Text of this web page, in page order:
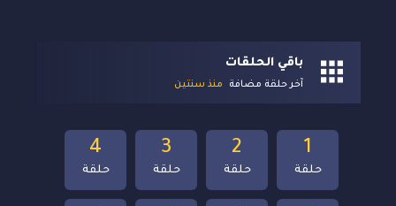
باقي الحلقات
آخر حلقة مضافة منذ سنتين
4
حلقة
3
حلقة
2
حلقة
1
حلقة